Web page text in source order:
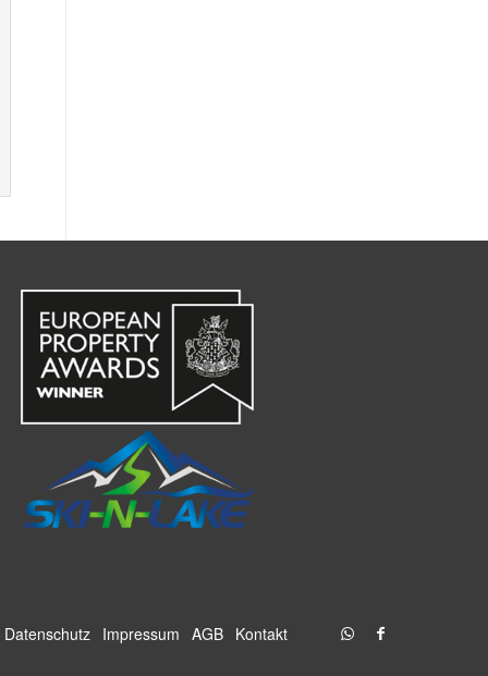
Datenschutz Impressum AGB Kontakt